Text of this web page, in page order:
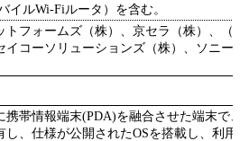
イルWi-Fiルータ）を含む。
トフォームズ（株）、京セラ（株）、（
イコーソリューションズ（株）、ソニ
携帯情報端末(PDA)を融合させた端末で
し、仕様が公開されたOSを搭載し、利